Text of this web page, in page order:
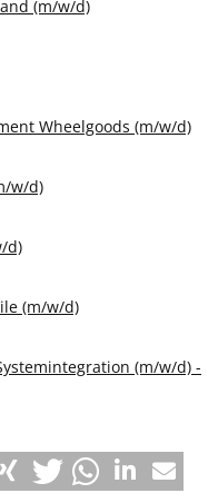
(m/w/d)
Wheelgoods (m/w/d)
w/d)
d)
(m/w/d)
(m/w/d) -